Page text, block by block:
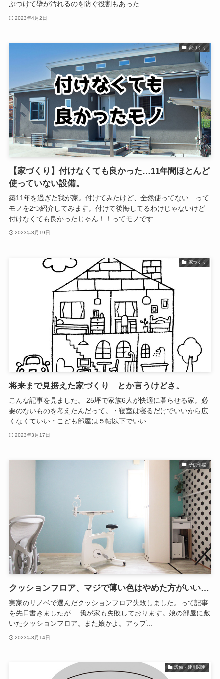
ぶつけて壁が汚れるのを防ぐ役割もあった...
2023年4月2日
家づくり
【家づくり】付けなくても良かった…11年間ほとんど
使っていない設備。
築11年を過ぎた我が家。付けてみたけど、全然使ってない…って
モノを2つ紹介してみます。付けて後悔してるわけじゃないけど
付けなくても良かったじゃん！！ってモノです...
2023年3月19日
家づくり
将来まで見据えた家づくり…とか言うけどさ。
こんな記事を見ました。 25坪で家族6人が快適に暮らせる家。必
要のないものを考えたんだって。・寝室は寝るだけでいいから広
くなくていい・こども部屋は５帖以下でいい...
2023年3月17日
子供部屋
クッションフロア、マジで薄い色はやめた方がいい…
実家のリノベで選んだクッションフロア失敗しました。って記事
を先日書きましたが… 我が家も失敗しております。娘の部屋に敷
いたクッションフロア。また娘かよ。アップ...
2023年3月14日
設備・建具関連